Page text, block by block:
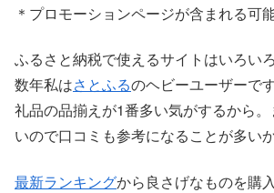
＊プロモーションページが含まれる可
ふるさと納税で使えるサイトはいろい
数年私はさとふるのヘビーユーザーで
礼品の品揃えが1番多い気がするから
いので口コミも参考になることが多いか
最新ランキングから良さげなものを購